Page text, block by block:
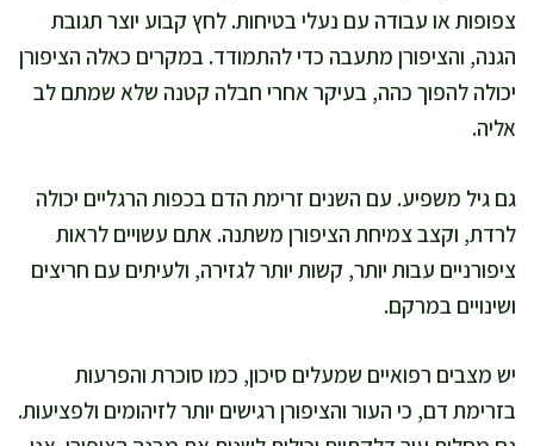
צפופות או עבודה עם נעלי בטיחות. לחץ קבוע יוצר תגובת
הגנה, והציפורן מתעבה כדי להתמודד. במקרים כאלה הציפורן
יכולה להפוך כהה, בעיקר אחרי חבלה קטנה שלא שמתם לב
אליה.
גם גיל משפיע. עם השנים זרימת הדם בכפות הרגליים יכולה
לרדת, וקצב צמיחת הציפורן משתנה. אתם עשויים לראות
ציפורניים עבות יותר, קשות יותר לגזירה, ולעיתים עם חריצים
ושינויים במרקם.
יש מצבים רפואיים שמעלים סיכון, כמו סוכרת והפרעות
בזרימת דם, כי העור והציפורן רגישים יותר לזיהומים ולפציעות.